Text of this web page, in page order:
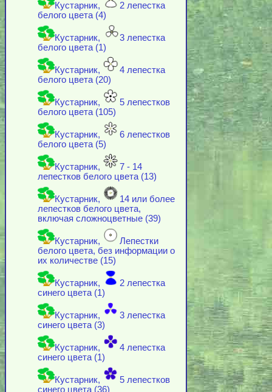
Кустарник,
2 лепестка
белого цвета (4)
Кустарник,
3 лепестка
белого цвета (1)
Кустарник,
4 лепестка
белого цвета (20)
Кустарник,
5 лепестков
белого цвета (105)
Кустарник,
6 лепестков
белого цвета (5)
Кустарник,
7 - 14
лепестков белого цвета (13)
Кустарник,
14 или более
лепестков белого цвета,
включая cложноцветные (39)
Кустарник,
Лепестки
белого цвета, без информации о
их количестве (15)
Кустарник,
2 лепестка
синего цвета (1)
Кустарник,
3 лепестка
синего цвета (3)
Кустарник,
4 лепестка
синего цвета (1)
Кустарник,
5 лепестков
синего цвета (36)